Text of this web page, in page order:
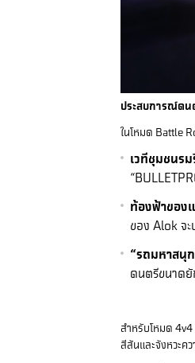
ประสบการณ์ดน
ในโหมด Battle
เวทีชุมชนร
ท้องฟ้าของ
ของ Alok จ
“รถมหาสนุ
ดนตรีขนาดยั
สำหรับโหมด 4v4
สีสันและจังหวะค